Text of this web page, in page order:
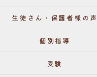
生徒さん・保護者様の声
個別指導
受験